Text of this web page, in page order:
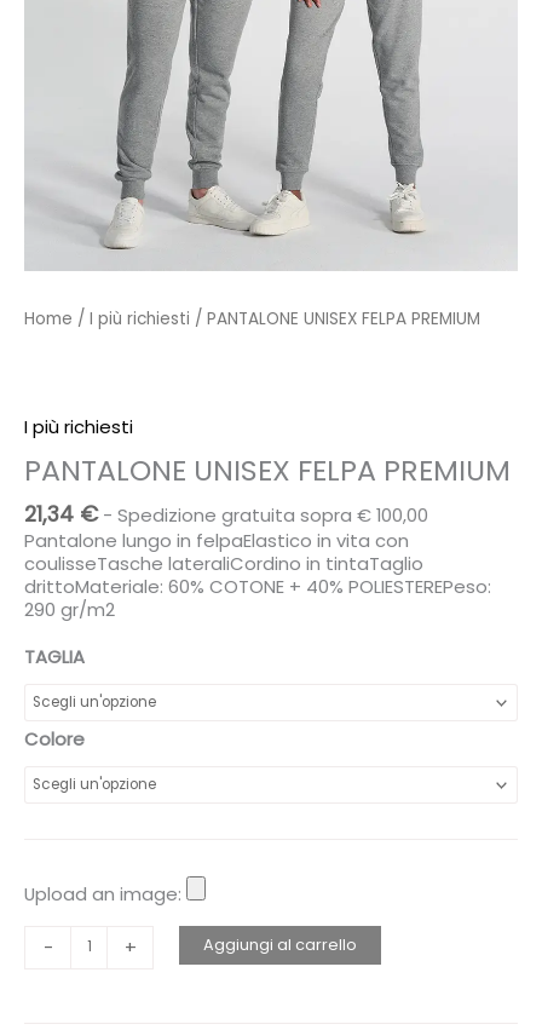
Home / I più richiesti / PANTALONE UNISEX FELPA PREMIUM
I più richiesti
PANTALONE UNISEX FELPA PREMIUM
21,34 € - Spedizione gratuita sopra € 100,00
Pantalone lungo in felpaElastico in vita con
coulisseTasche lateraliCordino in tintaTaglio
drittoMateriale: 60% COTONE + 40% POLIESTEREPeso:
290 gr/m2
TAGLIA
Colore
Upload an image:
-
PANTALONE + Aggiungi al carrello